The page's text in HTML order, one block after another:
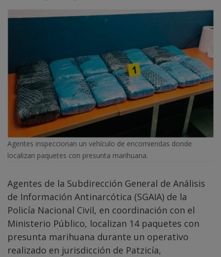
Agentes inspeccionan un vehículo de encomiendas donde
localizan paquetes con presunta marihuana.
Agentes de la Subdirección General de Análisis
de Información Antinarcótica (SGAIA) de la
Policía Nacional Civil, en coordinación con el
Ministerio Público, localizan 14 paquetes con
presunta marihuana durante un operativo
realizado en jurisdicción de Patzicía,